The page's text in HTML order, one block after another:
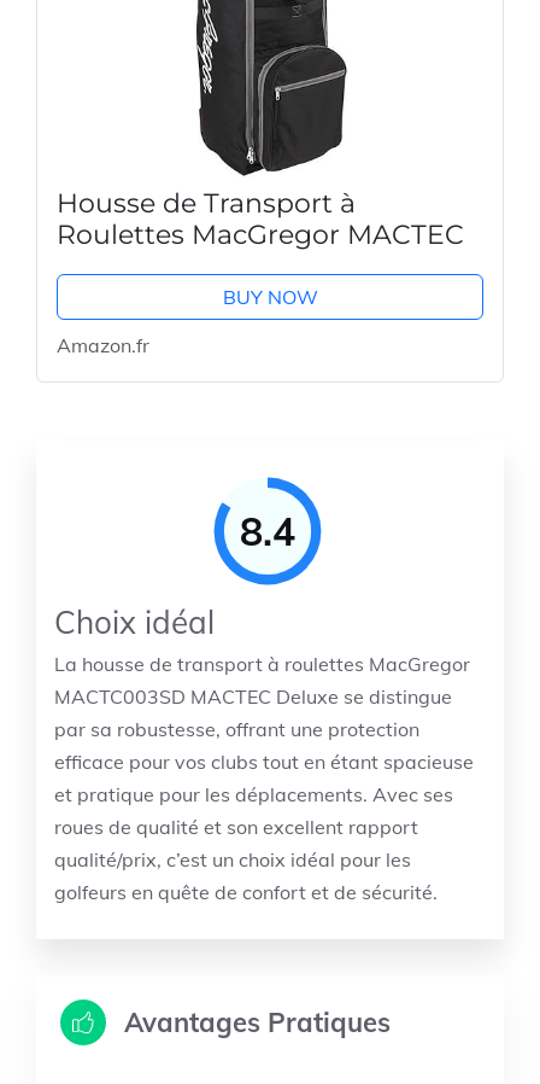
Housse de Transport à
Roulettes MacGregor MACTEC
BUY NOW
Amazon.fr
8.4
Choix idéal
La housse de transport à roulettes MacGregor
MACTC003SD MACTEC Deluxe se distingue
par sa robustesse, offrant une protection
efficace pour vos clubs tout en étant spacieuse
et pratique pour les déplacements. Avec ses
roues de qualité et son excellent rapport
qualité/prix, c’est un choix idéal pour les
golfeurs en quête de confort et de sécurité.
Avantages Pratiques